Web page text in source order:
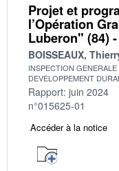
Projet et
l’Opération
Luberon" (84)
BOISSEAUX,
INSPECTION
DEVELOPPEMENT
Rapport: juin 2024
n°015625-01
Accéder à la notice